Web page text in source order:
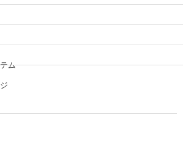
ム